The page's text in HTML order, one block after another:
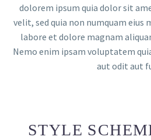
dolorem ipsum quia dolor sit
velit, sed quia non numquam
labore et dolore magnam
Nemo enim ipsam voluptatem
aut odit aut
STYLE